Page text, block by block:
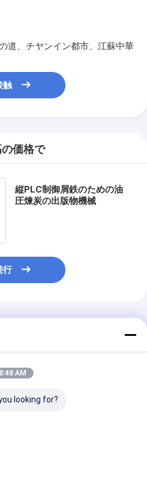
道、チヤンイン都市、江蘇中華
触
価格で
縦PLC制御屑鉄のための油
圧煉炭の出版物機械
行
8:48 AM
looking for?